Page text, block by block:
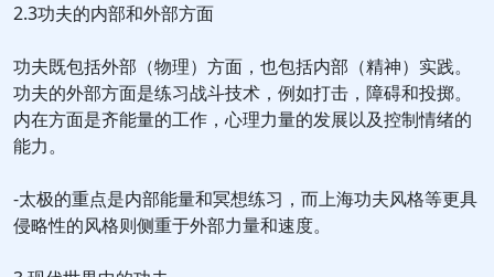
2.3功夫的内部和外部方面
功夫既包括外部（物理）方面，也包括内部（精神）实践。
功夫的外部方面是练习战斗技术，例如打击，障碍和投掷。
内在方面是齐能量的工作，心理力量的发展以及控制情绪的
能力。
-太极的重点是内部能量和冥想练习，而上海功夫风格等更具
侵略性的风格则侧重于外部力量和速度。